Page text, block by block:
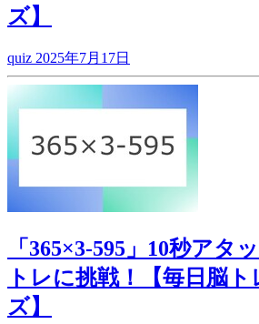
ズ】
quiz 2025年7月17日
「365×3-595」10秒アタ
トレに挑戦！【毎日脳ト
ズ】